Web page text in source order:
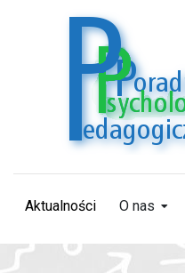
Aktualności O nas